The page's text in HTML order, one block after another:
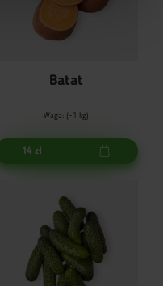
Batat
Waga: (~1 kg)
14 zł